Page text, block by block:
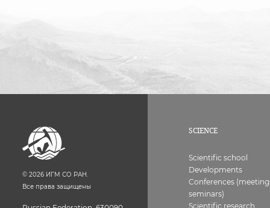
© 2026 ИГМ СО РАН.
Все права защищены
SCIENCE
Scientific school
Developments
Conferences
seminars)
Scientific research